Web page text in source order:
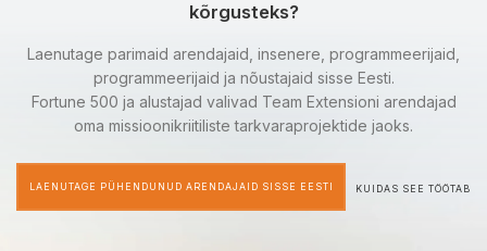
kõrgusteks?
Laenutage parimaid arendajaid, insenere, programmeerijaid,
programmeerijaid ja nõustajaid sisse Eesti.
Fortune 500 ja alustajad valivad Team Extensioni arendajad
oma missioonikriitiliste tarkvaraprojektide jaoks.
LAENUTAGE PÜHENDUNUD ARENDAJAID SISSE EESTI KUIDAS SEE TÖÖTAB